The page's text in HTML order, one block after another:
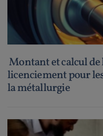
Montant et calcul
licenciement pour
la métallurgie